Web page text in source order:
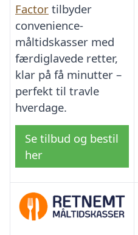
Factor tilbyder
convenience-
måltidskasser med
færdiglavede retter,
klar på få minutter –
perfekt til travle
hverdage.
Se tilbud og bestil
her